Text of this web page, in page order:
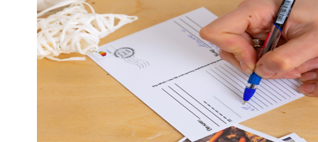
Ваш регион доставки
Выберите из списка:
13х18
15х15
20х30
30х30
30х40
Фото